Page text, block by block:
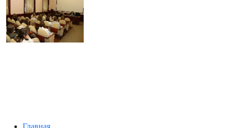
Главная